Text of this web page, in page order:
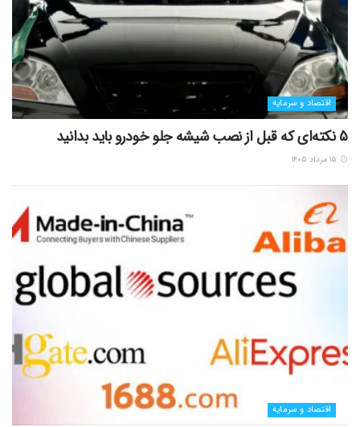
اقتصاد و سرمایه
5 نکته‌ای که قبل از نصب شیشه جلو خودرو باید بدانید
اقتصاد و سرمایه